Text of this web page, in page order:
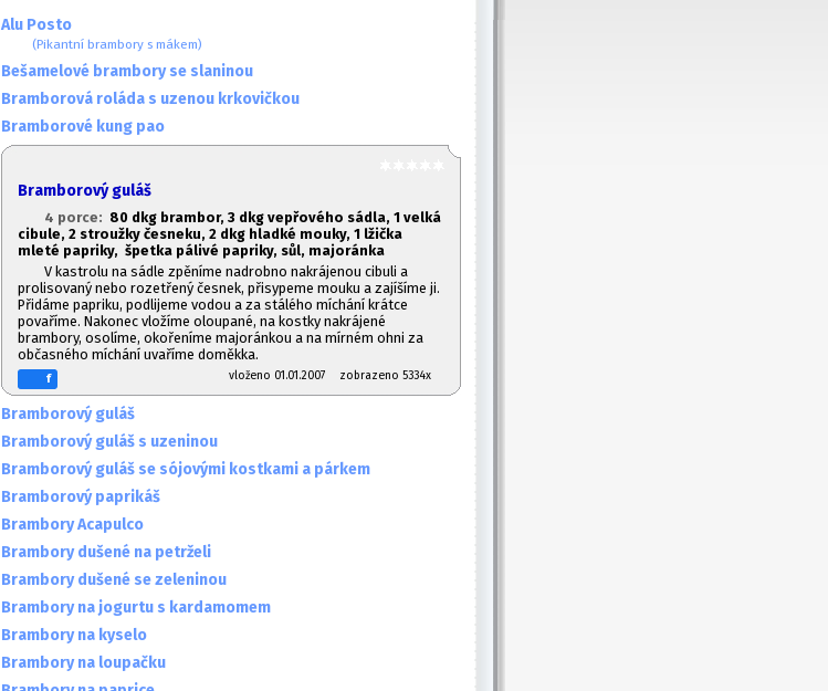
Alu Posto
(Pikantní brambory s mákem)
Bešamelové brambory se slaninou
Bramborová roláda s uzenou krkovičkou
Bramborové kung pao
Bramborový guláš
4 porce: 80 dkg brambor, 3 dkg vepřového sádla, 1 velká
cibule, 2 stroužky česneku, 2 dkg hladké mouky, 1 lžička
mleté papriky, špetka pálivé papriky, sůl, majoránka
V kastrolu na sádle zpěníme nadrobno nakrájenou cibuli a
prolisovaný nebo rozetřený česnek, přisypeme mouku a zajíšíme ji.
Přidáme papriku, podlijeme vodou a za stálého míchání krátce
povaříme. Nakonec vložíme oloupané, na kostky nakrájené
brambory, osolíme, okořeníme majoránkou a na mírném ohni za
občasného míchání uvaříme doměkka.
f vloženo 01.01.2007 zobrazeno 5334x
Bramborový guláš
Bramborový guláš s uzeninou
Bramborový guláš se sójovými kostkami a párkem
Bramborový paprikáš
Brambory Acapulco
Brambory dušené na petrželi
Brambory dušené se zeleninou
Brambory na jogurtu s kardamomem
Brambory na kyselo
Brambory na loupačku